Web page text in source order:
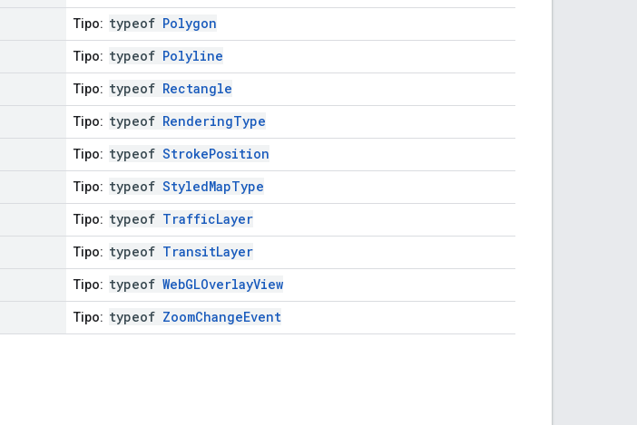
Tipo: typeof Polygon
Tipo: typeof Polyline
Tipo: typeof Rectangle
Tipo: typeof RenderingType
Tipo: typeof StrokePosition
Tipo: typeof StyledMapType
Tipo: typeof TrafficLayer
Tipo: typeof TransitLayer
Tipo: typeof WebGLOverlayView
Tipo: typeof ZoomChangeEvent